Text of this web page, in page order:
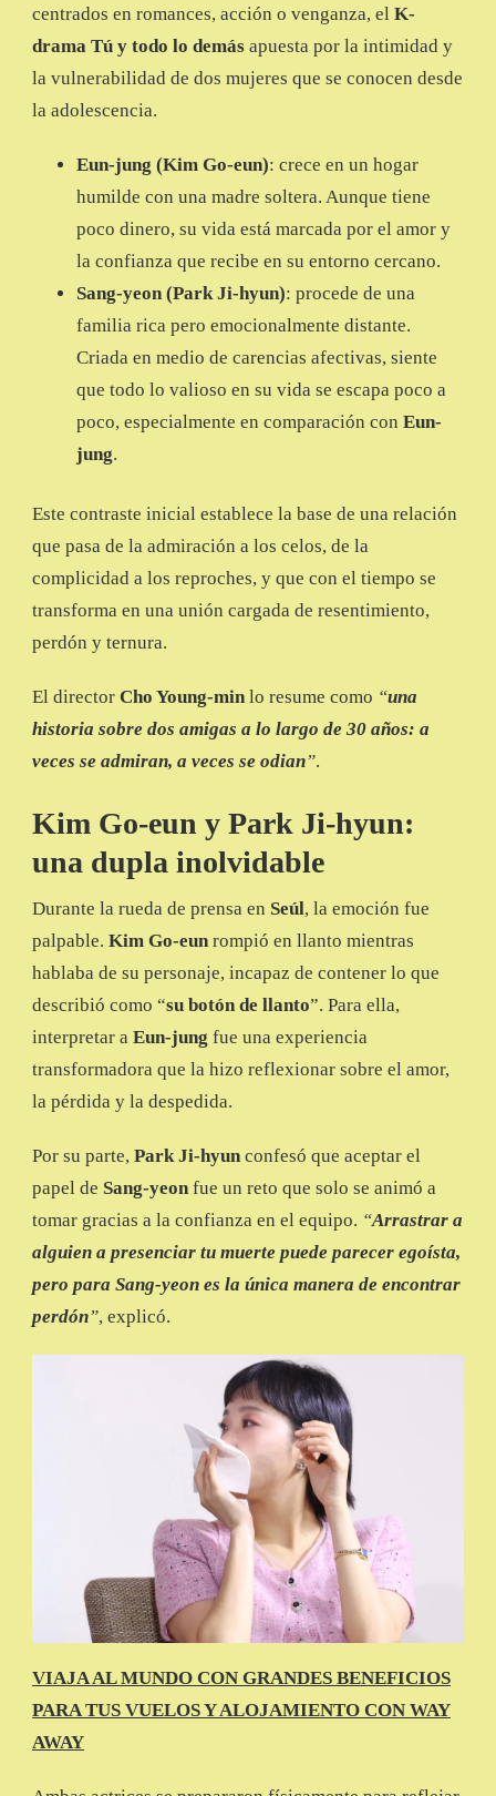
centrados en romances, acción o venganza, el K-
drama Tú y todo lo demás apuesta por la intimidad y
la vulnerabilidad de dos mujeres que se conocen desde
la adolescencia.
Eun-jung (Kim Go-eun): crece en un hogar
humilde con una madre soltera. Aunque tiene
poco dinero, su vida está marcada por el amor y
la confianza que recibe en su entorno cercano.
Sang-yeon (Park Ji-hyun): procede de una
familia rica pero emocionalmente distante.
Criada en medio de carencias afectivas, siente
que todo lo valioso en su vida se escapa poco a
poco, especialmente en comparación con Eun-
jung.
Este contraste inicial establece la base de una relación
que pasa de la admiración a los celos, de la
complicidad a los reproches, y que con el tiempo se
transforma en una unión cargada de resentimiento,
perdón y ternura.
El director Cho Young-min lo resume como “una
historia sobre dos amigas a lo largo de 30 años: a
veces se admiran, a veces se odian”.
Kim Go-eun y Park Ji-hyun:
una dupla inolvidable
Durante la rueda de prensa en Seúl, la emoción fue
palpable. Kim Go-eun rompió en llanto mientras
hablaba de su personaje, incapaz de contener lo que
describió como “su botón de llanto”. Para ella,
interpretar a Eun-jung fue una experiencia
transformadora que la hizo reflexionar sobre el amor,
la pérdida y la despedida.
Por su parte, Park Ji-hyun confesó que aceptar el
papel de Sang-yeon fue un reto que solo se animó a
tomar gracias a la confianza en el equipo. “Arrastrar a
alguien a presenciar tu muerte puede parecer egoísta,
pero para Sang-yeon es la única manera de encontrar
perdón”, explicó.
VIAJA AL MUNDO CON GRANDES BENEFICIOS
PARA TUS VUELOS Y ALOJAMIENTO CON WAY
AWAY